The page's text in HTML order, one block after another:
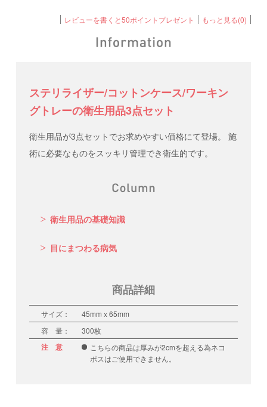
レビューを書くと50ポイントプレゼント もっと見る(0)
ステリライザー/コットンケース/ワーキン
グトレーの衛生用品3点セット
衛生用品が3点セットでお求めやすい価格にて登場。 施
術に必要なものをスッキリ管理でき衛生的です。
衛生用品の基礎知識
目にまつわる病気
商品詳細
サイズ：
45mmｘ65mm
容 量：
300枚
注 意
こちらの商品は厚みが2cmを超える為ネコ
ポスはご使用できません。